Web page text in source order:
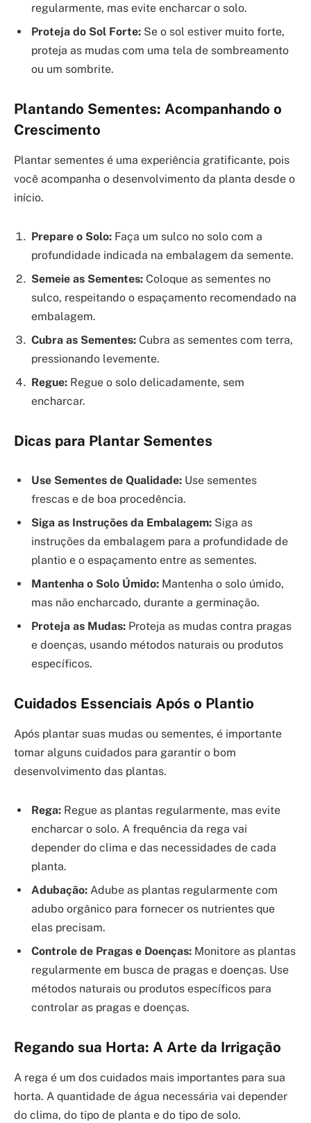
regularmente, mas evite encharcar o solo.
Proteja do Sol Forte: Se o sol estiver muito forte,
proteja as mudas com uma tela de sombreamento
ou um sombrite.
Plantando Sementes: Acompanhando o
Crescimento
Plantar sementes é uma experiência gratificante, pois
você acompanha o desenvolvimento da planta desde o
início.
Prepare o Solo: Faça um sulco no solo com a
profundidade indicada na embalagem da semente.
Semeie as Sementes: Coloque as sementes no
sulco, respeitando o espaçamento recomendado na
embalagem.
Cubra as Sementes: Cubra as sementes com terra,
pressionando levemente.
Regue: Regue o solo delicadamente, sem
encharcar.
Dicas para Plantar Sementes
Use Sementes de Qualidade: Use sementes
frescas e de boa procedência.
Siga as Instruções da Embalagem: Siga as
instruções da embalagem para a profundidade de
plantio e o espaçamento entre as sementes.
Mantenha o Solo Úmido: Mantenha o solo úmido,
mas não encharcado, durante a germinação.
Proteja as Mudas: Proteja as mudas contra pragas
e doenças, usando métodos naturais ou produtos
específicos.
Cuidados Essenciais Após o Plantio
Após plantar suas mudas ou sementes, é importante
tomar alguns cuidados para garantir o bom
desenvolvimento das plantas.
Rega: Regue as plantas regularmente, mas evite
encharcar o solo. A frequência da rega vai
depender do clima e das necessidades de cada
planta.
Adubação: Adube as plantas regularmente com
adubo orgânico para fornecer os nutrientes que
elas precisam.
Controle de Pragas e Doenças: Monitore as plantas
regularmente em busca de pragas e doenças. Use
métodos naturais ou produtos específicos para
controlar as pragas e doenças.
Regando sua Horta: A Arte da Irrigação
A rega é um dos cuidados mais importantes para sua
horta. A quantidade de água necessária vai depender
do clima, do tipo de planta e do tipo de solo.